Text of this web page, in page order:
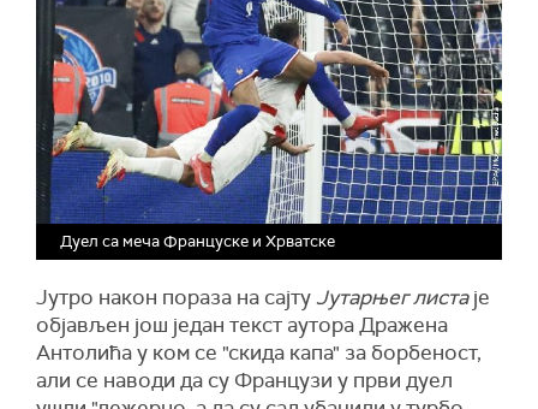
Дуел са меча Француске и Хрватске
Јутро након пораза на сајту Јутарњег листаје
објављен још један текст аутора Дражена
Антолића у ком се "скида капа" за борбеност,
али се наводи да су Французи у први дуел